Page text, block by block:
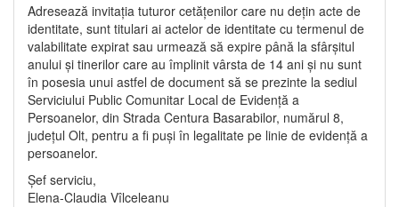
Adresează invitația tuturor cetățenilor care nu dețin acte de
identitate, sunt titulari ai actelor de identitate cu termenul de
valabilitate expirat sau urmează să expire până la sfârșitul
anului și tinerilor care au împlinit vârsta de 14 ani și nu sunt
în posesia unui astfel de document să se prezinte la sediul
Serviciului Public Comunitar Local de Evidență a
Persoanelor, din Strada Centura Basarabilor, numărul 8,
județul Olt, pentru a fi puși în legalitate pe linie de evidență a
persoanelor.
Șef serviciu,
Elena-Claudia Vîlceleanu